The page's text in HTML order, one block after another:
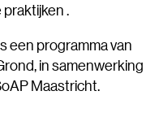
.
een programma van
in samenwerking
Maastricht.